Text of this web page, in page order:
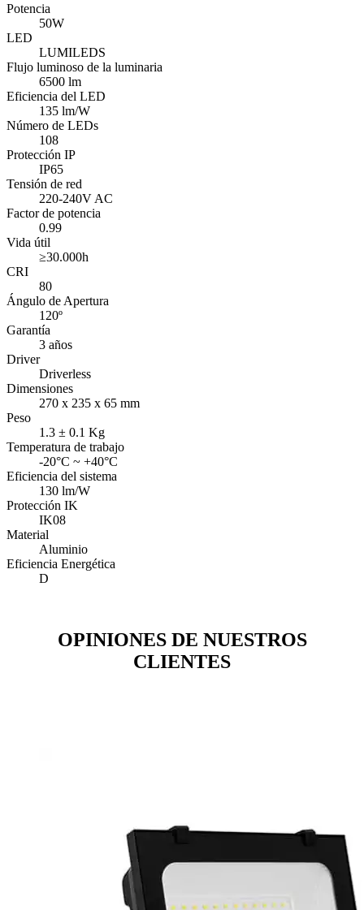
Potencia
50W
LED
LUMILEDS
Flujo luminoso de la luminaria
6500 lm
Eficiencia del LED
135 lm/W
Número de LEDs
108
Protección IP
IP65
Tensión de red
220-240V AC
Factor de potencia
0.99
Vida útil
≥30.000h
CRI
80
Ángulo de Apertura
120º
Garantía
3 años
Driver
Driverless
Dimensiones
270 x 235 x 65 mm
Peso
1.3 ± 0.1 Kg
Temperatura de trabajo
-20°C ~ +40°C
Eficiencia del sistema
130 lm/W
Protección IK
IK08
Material
Aluminio
Eficiencia Energética
D
OPINIONES DE NUESTROS
CLIENTES